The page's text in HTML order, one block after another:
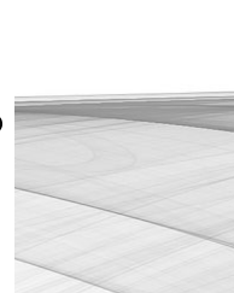
Lägg till i favoriter